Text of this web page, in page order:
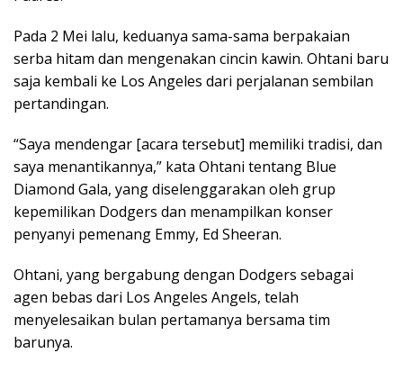
Pada 2 Mei lalu, keduanya sama-sama berpakaian
serba hitam dan mengenakan cincin kawin. Ohtani baru
saja kembali ke Los Angeles dari perjalanan sembilan
pertandingan.
“Saya mendengar [acara tersebut] memiliki tradisi, dan
saya menantikannya,” kata Ohtani tentang Blue
Diamond Gala, yang diselenggarakan oleh grup
kepemilikan Dodgers dan menampilkan konser
penyanyi pemenang Emmy, Ed Sheeran.
Ohtani, yang bergabung dengan Dodgers sebagai
agen bebas dari Los Angeles Angels, telah
menyelesaikan bulan pertamanya bersama tim
barunya.